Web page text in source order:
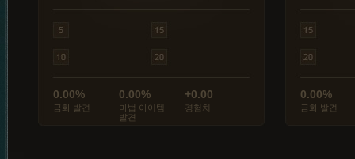
0.00%
금화 발견
0.00%
마법 아이템
발견
+0.00
경험치
0.00%
금화 발견